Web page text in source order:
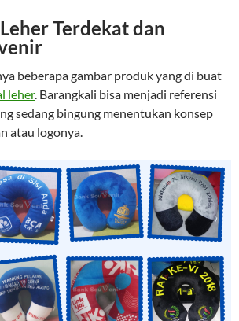
Terdekat dan
beberapa gambar produk yang di buat
leher. Barangkali bisa menjadi referensi
sedang bingung menentukan konsep
atau logonya.